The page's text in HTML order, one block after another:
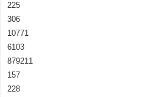
225
306
10771
6103
879211
157
228